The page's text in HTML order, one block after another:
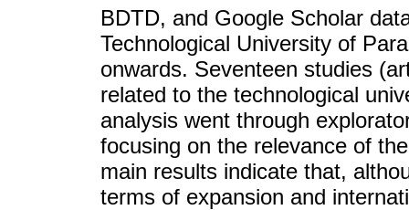
BDTD, and Google Scholar
Technological University of
onwards. Seventeen studies
related to the technological
analysis went through
focusing on the relevance of
main results indicate that,
terms of expansion and